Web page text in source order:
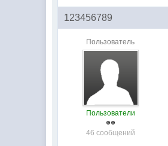
123456789
Пользователь
Пользователи
46 сообщений